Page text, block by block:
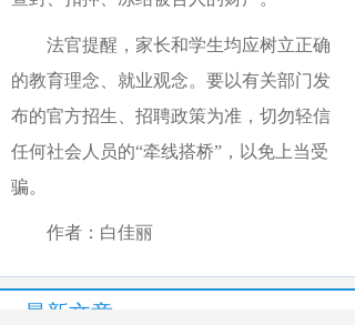
法官提醒，家长和学生均应树立正确
的教育理念、就业观念。要以有关部门发
布的官方招生、招聘政策为准，切勿轻信
任何社会人员的“牵线搭桥”，以免上当受
骗。
作者：白佳丽
最新文章